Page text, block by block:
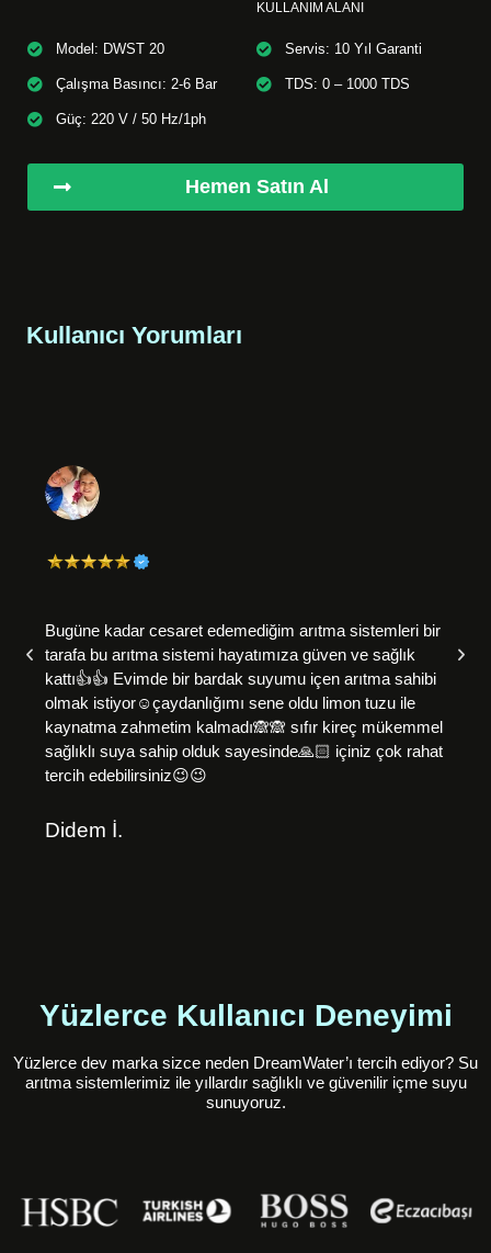
KULLANIM ALANI
Model: DWST 20
Çalışma Basıncı: 2-6 Bar
Güç: 220 V / 50 Hz/1ph
Servis: 10 Yıl Garanti
TDS: 0 – 1000 TDS
Hemen Satın Al
Kullanıcı Yorumları
Bugüne kadar cesaret edemediğim arıtma sistemleri bir
tarafa bu arıtma sistemi hayatımıza güven ve sağlık
kattı👍👍 Evimde bir bardak suyumu içen arıtma sahibi
olmak istiyor☺️çaydanlığımı sene oldu limon tuzu ile
kaynatma zahmetim kalmadı🙈🙈 sıfır kireç mükemmel
sağlıklı suya sahip olduk sayesinde🙏🏻 içiniz çok rahat
tercih edebilirsiniz😉😉
Didem İ.
Yüzlerce Kullanıcı Deneyimi
Yüzlerce dev marka sizce neden DreamWater’ı tercih ediyor? Su
arıtma sistemlerimiz ile yıllardır sağlıklı ve güvenilir içme suyu
sunuyoruz.